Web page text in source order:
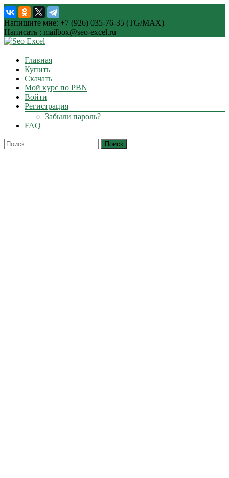
Напишите мне: +7 (926) 035-76-35 (TG/MAX)
Написать : mailbox@seo-excel.ru
Skip
content
Главная
Купить
Скачать
Мой курс по PBN
Войти
Регистрация
Забыли пароль?
FAQ
Найти: